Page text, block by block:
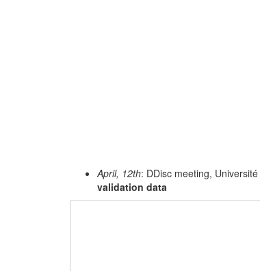
April, 12th: DDisc meeting,
validation data